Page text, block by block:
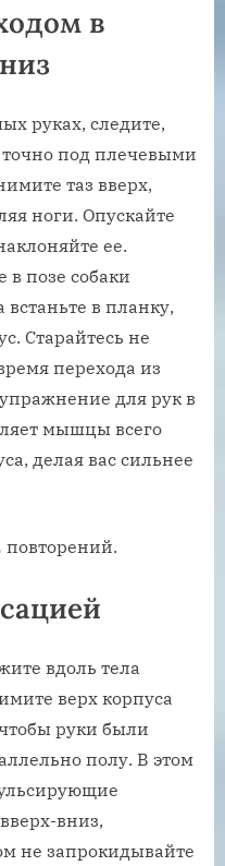
в
руках, следите,
под плечевыми
таз вверх,
ноги. Опускайте
ее.
в позе собаки
в планку,
Старайтесь не
перехода из
для рук в
мышцы всего
делая вас сильнее
повторений.
вдоль тела
верх корпуса
руки были
полу. В этом
вниз,
не запрокидывайте